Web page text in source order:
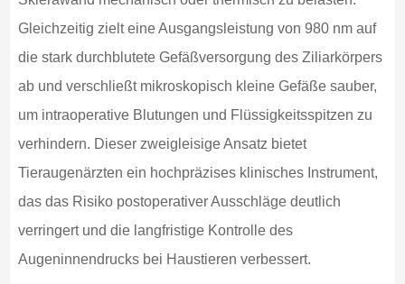
Gleichzeitig zielt eine Ausgangsleistung von 980 nm auf
die stark durchblutete Gefäßversorgung des Ziliarkörpers
ab und verschließt mikroskopisch kleine Gefäße sauber,
um intraoperative Blutungen und Flüssigkeitsspitzen zu
verhindern. Dieser zweigleisige Ansatz bietet
Tieraugenärzten ein hochpräzises klinisches Instrument,
das das Risiko postoperativer Ausschläge deutlich
verringert und die langfristige Kontrolle des
Augeninnendrucks bei Haustieren verbessert.